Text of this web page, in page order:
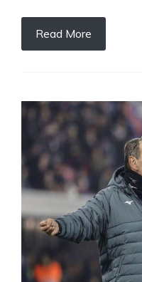
Read More